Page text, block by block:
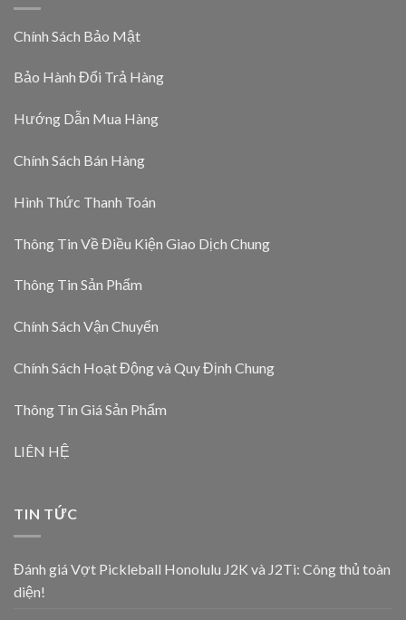
Chính Sách Bảo Mật
Bảo Hành Đổi Trả Hàng
Hướng Dẫn Mua Hàng
Chính Sách Bán Hàng
Hình Thức Thanh Toán
Thông Tin Về Điều Kiện Giao Dịch Chung
Thông Tin Sản Phẩm
Chính Sách Vận Chuyển
Chính Sách Hoạt Động và Quy Định Chung
Thông Tin Giá Sản Phẩm
LIÊN HỆ
TIN TỨC
Đánh giá Vợt Pickleball Honolulu J2K và J2Ti: Công thủ toàn
diện!